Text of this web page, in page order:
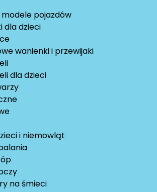
pojazdów
dla dzieci
wanienki i przewijaki
dla dzieci
i niemowląt
na śmieci